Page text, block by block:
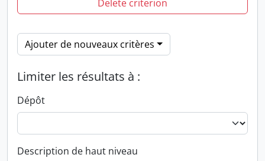
Delete criterion
Ajouter de nouveaux critères
Limiter les résultats à :
Dépôt
Description de haut niveau